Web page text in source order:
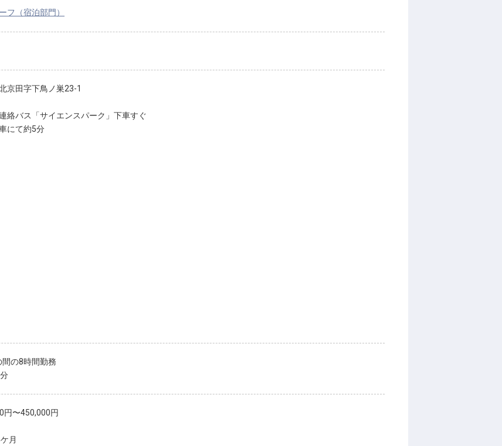
フ（宿泊部門）
京田字下鳥ノ巣23-1
絡バス「サイエンスパーク」下車すぐ
にて約5分
の8時間勤務
円〜450,000円
月